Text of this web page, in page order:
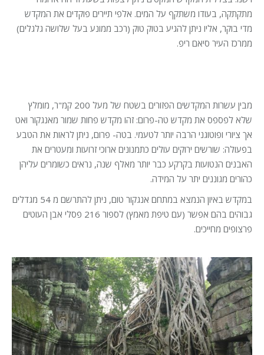
מתקתקה, בעודו משתקף על המים. אלפי תיירים פוקדים את המקדש
מדי בוקר, אליו ניתן להגיע בטוק טוק (רכב ממונע בעל שלושה גלגלים)
ממרכז העיר סיאם ריפ.
מבין עשרות המקדשים הפזורים בשטח של מעל 200 קמ"ר, מומלץ
שלא לפספס את מקדש טה-פרום: זהו מקדש פחות שמור מאנגקור ואט
אך ציורי ופוטוגני הרבה יותר לטעמי. בטה- פרום, ניתן לראות את הטבע
בפעולה: שורשים ירוקים עולים כתמנונים ארוכי זרועות ומעטרים את
האבנים הנטועות בקרקע כבר יותר מאלף שנה, נראים כשומרים עליהן
כהורים מגוננים יתר על המידה.
במקדש באיון הנמצא במתחם אנגקור טום, ניתן להתרשם מ 54 מגדלים
גבוהים בהם אפשר (עם טיפת מאמץ) לספור 216 פסלי אבן העוטים
פרצופים מחייכים.